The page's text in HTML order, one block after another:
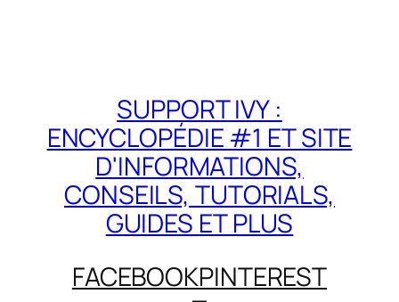
SUPPORT IVY :
ENCYCLOPÉDIE #1 ET SITE
D'INFORMATIONS,
CONSEILS, TUTORIALS,
GUIDES ET PLUS
FACEBOOKPINTEREST